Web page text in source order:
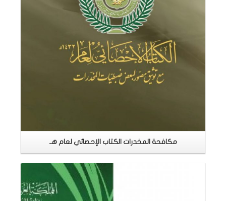
مكافحة المخدرات الكتاب الإحصائي لعام هـ